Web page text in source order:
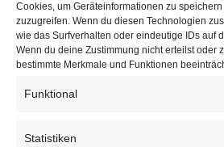
Cookies, um Geräteinformationen zu
zuzugreifen. Wenn du diesen Technologien
wie das Surfverhalten oder eindeutige IDs auf
Wenn du deine Zustimmung nicht erteilst oder
bestimmte Merkmale und Funktionen
Funktional
Statistiken
Veranstaltungen
Höffner Run